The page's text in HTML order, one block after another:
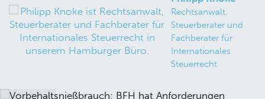
Rechtsanwalt,
Steuerberater und
Fachberater für
Internationales
Steuerrecht